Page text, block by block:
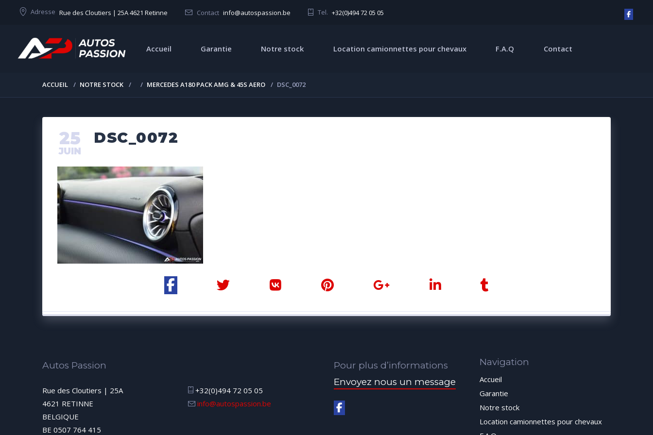
Adresse Rue des Cloutiers | 25A 4621 Retinne Contact info@autospassion.be Tel. +32(0)494 72 05 05
Accueil Garantie Notre stock Location camionnettes pour chevaux F.A.Q Contact
ACCUEIL NOTRE STOCK MERCEDES A180 PACK AMG & 45S AERO DSC_0072
DSC_0072
25
JUIN
Autos Passion
Rue des Cloutiers | 25A
4621 RETINNE
BELGIQUE
BE 0507 764 415
+32(0)494 72 05 05
info@autospassion.be
Pour plus d’informations
Envoyez nous un message
Navigation
Accueil
Garantie
Notre stock
Location camionnettes pour chevaux